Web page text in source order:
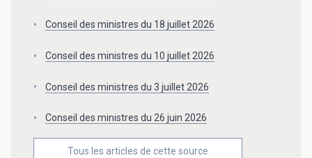
Conseil des ministres du 18 juillet 2026
Conseil des ministres du 10 juillet 2026
Conseil des ministres du 3 juillet 2026
Conseil des ministres du 26 juin 2026
Tous les articles de cette source